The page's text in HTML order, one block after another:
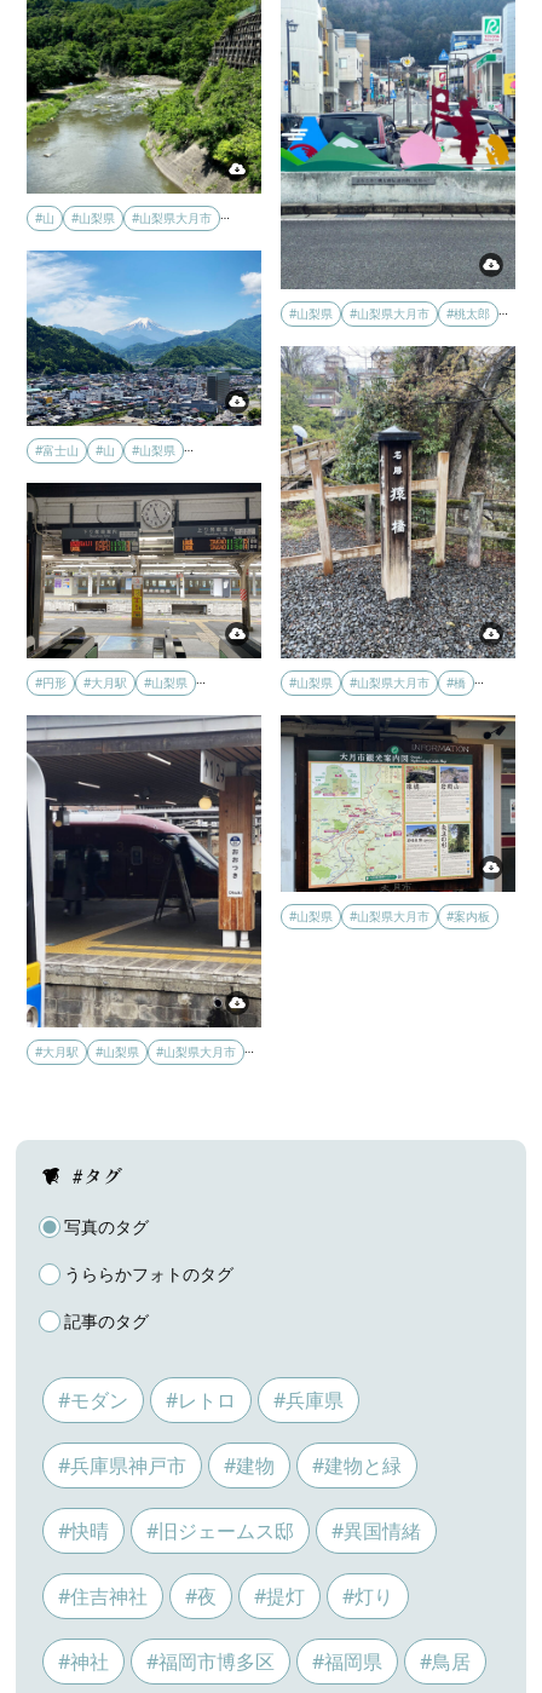
#山 #山梨県 #山梨県大月市
#山梨県 #山梨県大月市 #桃太郎 …
#富士山 #山 #山梨県 …
#山梨県 #山梨県大月市 #橋 …
#円形 #大月駅 #山梨県 …
#大月駅 #山梨県 #山梨県大月市 …
#山梨県 #山梨県大月市 #案内板
#タグ
写真のタグ
うららかフォトのタグ
記事のタグ
#モダン #レトロ #兵庫県
#兵庫県神戸市 #建物 #建物と緑
#快晴 #旧ジェームス邸 #異国情緒
#住吉神社 #夜 #提灯 #灯り
#神社 #福岡市博多区 #福岡県 #鳥居